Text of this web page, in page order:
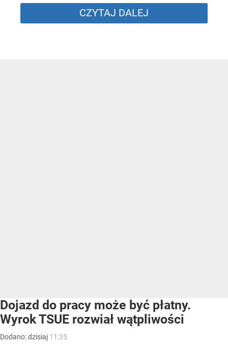
CZYTAJ DALEJ
Dojazd do pracy może być płatny.
Wyrok TSUE rozwiał wątpliwości
Dodano:dzisiaj 11:35